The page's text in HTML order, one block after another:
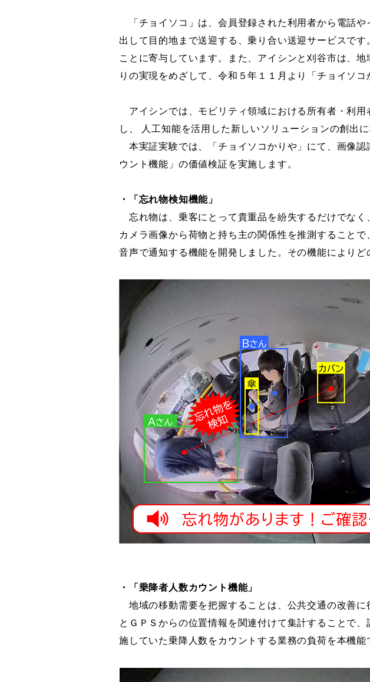
「チョイソコ」は、会員登録された利用者から電話や
出して目的地まで送迎する、乗り合い送迎サービスで
ことに寄与しています。また、アイシンと刈谷市は、
りの実現をめざして、令和５年１１月より「チョイソコ
アイシンでは、モビリティ領域における所有者・利用
し、 人工知能を活用した新しいソリューションの創出に
本実証実験では、「チョイソコかりや」にて、画像
ウント機能」の価値検証を実施します。
・「忘れ物検知機能」
忘れ物は、乗客にとって貴重品を紛失するだけでなく
カメラ画像から荷物と持ち主の関係性を推測すること
音声で通知する機能を開発しました。その機能によりど
・「乗降者人数カウント機能」
地域の移動需要を把握することは、公共交通の改善
とＧＰＳからの位置情報を関連付けて集計することで
施していた乗降人数をカウントする業務の負荷を本機